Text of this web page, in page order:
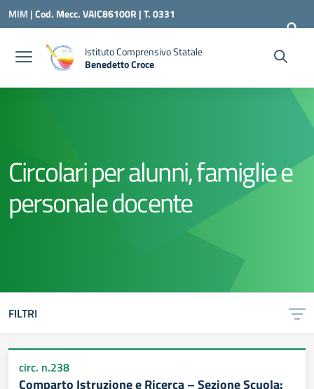
Vai ai contenuti
Vai al menu di navigazione
Vai al footer
MIM |Cod. Mecc. VAIC86100R | T. 0331
240260 | VAIC86100R@ISTRUZIONE.IT
Istituto Comprensivo Statale
Benedetto Croce
Circolari per alunni, famiglie e
personale docente
FILTRI
circ. n.238
Comparto Istruzione e Ricerca – Sezione Scuola: